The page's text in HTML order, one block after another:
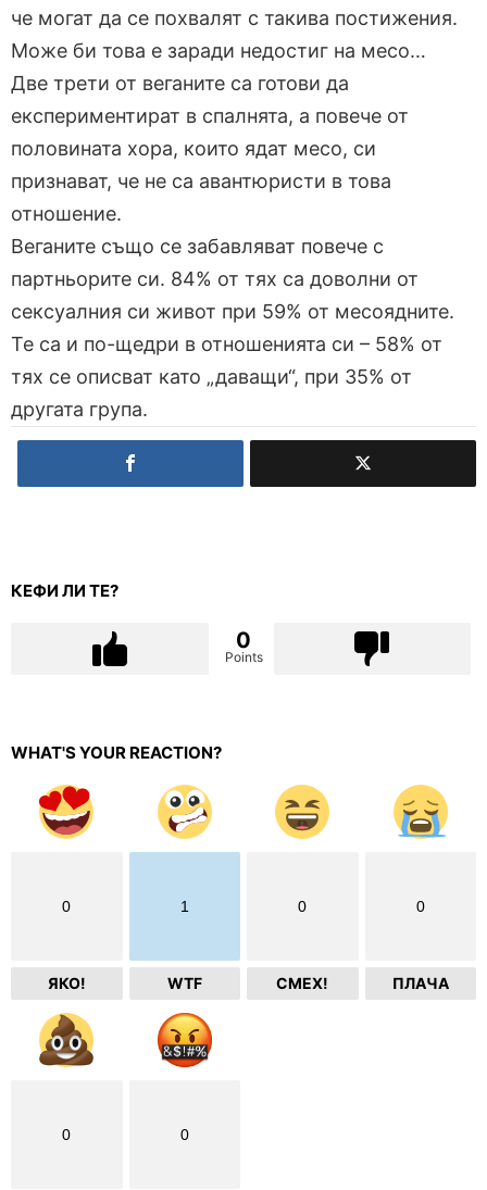
че могат да се похвалят с такива постижения.
Може би това е заради недостиг на месо…
Две трети от веганите са готови да
експериментират в спалнята, а повече от
половината хора, които ядат месо, си
признават, че не са авантюристи в това
отношение.
Веганите също се забавляват повече с
партньорите си. 84% от тях са доволни от
сексуалния си живот при 59% от месоядните.
Те са и по-щедри в отношенията си – 58% от
тях се описват като „даващи“, при 35% от
другата група.
КЕФИ ЛИ ТЕ?
0
Points
WHAT'S YOUR REACTION?
0
ЯКО!
1
WTF
0
СМЕХ!
0
ПЛАЧА
0 0